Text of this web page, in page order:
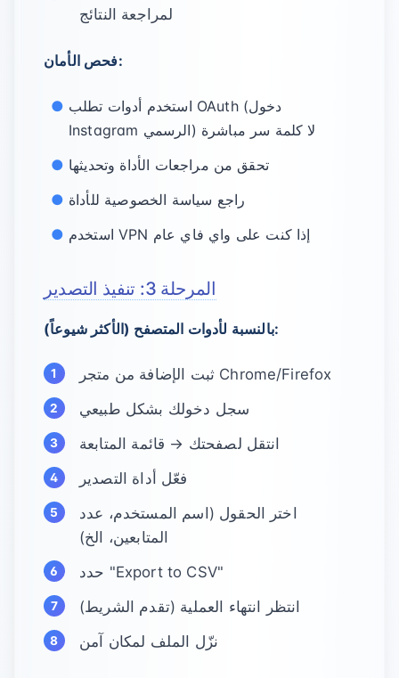
لمراجعة النتائج
فحص الأمان:
استخدم أدوات تطلب OAuth (دخول
Instagram الرسمي) لا كلمة سر مباشرة
تحقق من مراجعات الأداة وتحديثها
راجع سياسة الخصوصية للأداة
استخدم VPN إذا كنت على واي فاي عام
المرحلة 3: تنفيذ التصدير
بالنسبة لأدوات المتصفح (الأكثر شيوعاً):
ثبت الإضافة من متجر Chrome/Firefox
سجل دخولك بشكل طبيعي
انتقل لصفحتك → قائمة المتابعة
فعّل أداة التصدير
اختر الحقول (اسم المستخدم، عدد
المتابعين، الخ)
حدد "Export to CSV"
انتظر انتهاء العملية (تقدم الشريط)
نزّل الملف لمكان آمن